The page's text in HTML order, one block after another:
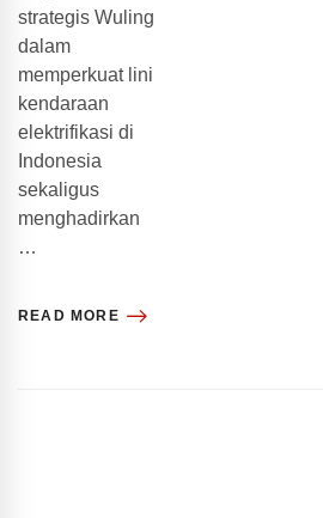
strategis Wuling
dalam
memperkuat lini
kendaraan
elektrifikasi di
Indonesia
sekaligus
menghadirkan
…
READ MORE